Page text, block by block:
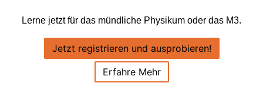
Lerne jetzt für das mündliche Physikum oder das M3.
Jetzt registrieren und ausprobieren!
Erfahre Mehr